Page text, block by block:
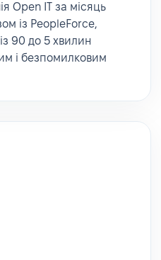
Open IT за місяць
із PeopleForce,
90 до 5 хвилин
і безпомилковим